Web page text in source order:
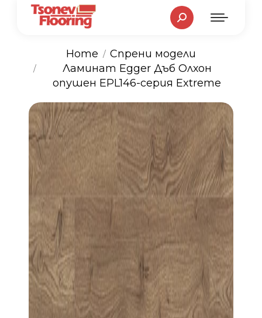
Search:
You are here:
Home
Спрени модели
Ламинат Egger Дъб Олхон
опушен EPL146-серия Extreme